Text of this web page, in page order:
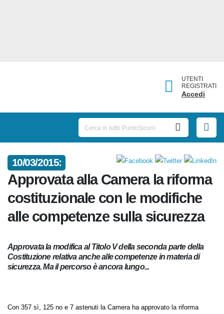
UTENTI
REGISTRATI
Accedi
10/03/2015:
Approvata alla Camera la
riforma costituzionale con le
modifiche alle competenze
sulla sicurezza
Approvata la modifica al Titolo V della seconda parte della